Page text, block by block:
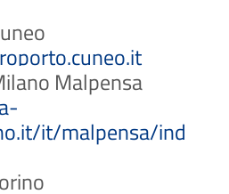
Malpensa
it/malpensa/ind
il link in una nuova